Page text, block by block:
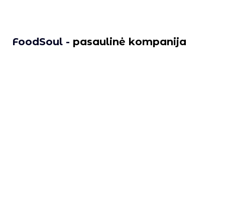
FoodSoul - pasaulinė kompanija